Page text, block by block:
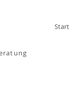
Start